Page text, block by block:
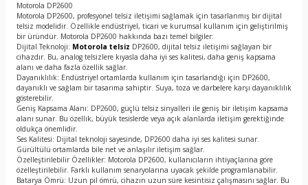
Motorola DP2600
Motorola DP2600, profesyonel telsiz iletişimi sağlamak için tasarlanmış bir dijital
telsiz modelidir. Özellikle endüstriyel, ticari ve kurumsal kullanım için geliştirilmiş
bir üründür. Motorola DP2600 hakkında bazı temel bilgiler:
Dijital Teknoloji: Motorola telsiz DP2600, dijital telsiz iletişimi sağlayan bir
cihazdır. Bu, analog telsizlere kıyasla daha iyi ses kalitesi, daha geniş kapsama
alanı ve daha fazla özellik sağlar.
Dayanıklılık: Endüstriyel ortamlarda kullanım için tasarlandığı için DP2600,
dayanıklı ve sağlam bir tasarıma sahiptir. Suya, toza ve darbelere karşı dayanıklılık
gösterebilir.
Geniş Kapsama Alanı: DP2600, güçlü telsiz sinyalleri ile geniş bir iletişim kapsama
alanı sunar. Bu özellik, büyük tesislerde veya açık alanlarda iletişim gerektiğinde
oldukça önemlidir.
Ses Kalitesi: Dijital teknoloji sayesinde, DP2600 daha iyi ses kalitesi sunar.
Gürültülü ortamlarda bile net ve anlaşılır iletişim sağlar.
Özelleştirilebilir Özellikler: Motorola DP2600, kullanıcıların ihtiyaçlarına göre
özelleştirilebilir. Farklı kullanım senaryolarına uyacak şekilde programlanabilir.
Batarya Ömrü: Uzun pil ömrü, cihazın uzun süre kesintisiz çalışmasını sağlar. Bu